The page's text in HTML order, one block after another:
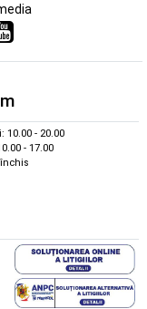
10.00 - 20.00
- 17.00